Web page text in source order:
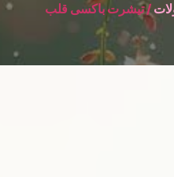
/ تیشرت باکسی قلب